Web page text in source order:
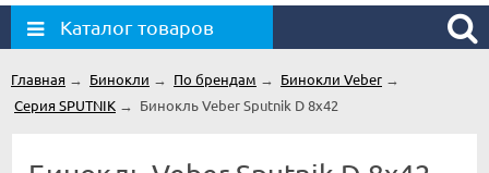
Каталог товаров
Главная → Бинокли → По брендам → Бинокли Veber →
Серия SPUTNIK → Бинокль Veber Sputnik D 8х42